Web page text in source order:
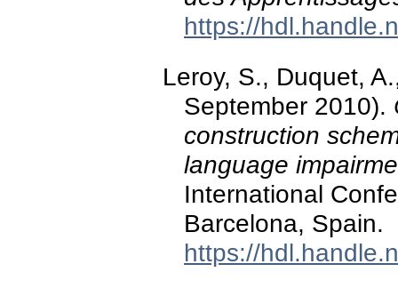
https://
Leroy, S., Duquet,
September 2010).
construction
language
International
Barcelona, Spain.
https://